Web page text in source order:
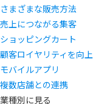
さまざまな販売方法
売上につながる集客
ショッピングカート
顧客ロイヤリティを向上
モバイルアプリ
複数店舗との連携
業種別に見る